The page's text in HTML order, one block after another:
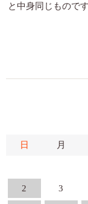
と中身同じものです
日 月
2 3